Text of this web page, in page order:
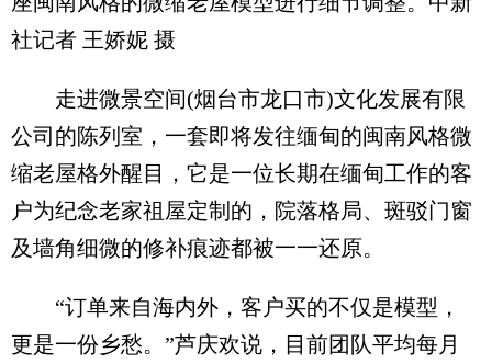
社记者 王娇妮 摄
走进微景空间(烟台市龙口市)文化发展有限
公司的陈列室，一套即将发往缅甸的闽南风格微
缩老屋格外醒目，它是一位长期在缅甸工作的客
户为纪念老家祖屋定制的，院落格局、斑驳门窗
及墙角细微的修补痕迹都被一一还原。
“订单来自海内外，客户买的不仅是模型，
更是一份乡愁。”芦庆欢说，目前团队平均每月